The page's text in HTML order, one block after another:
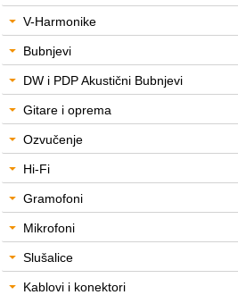
V-Harmonike
Bubnjevi
DW i PDP Akustični Bubnjevi
Gitare i oprema
Ozvučenje
Hi-Fi
Gramofoni
Mikrofoni
Slušalice
Kablovi i konektori